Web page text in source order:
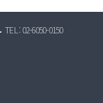
TEL : 02-6050-0150